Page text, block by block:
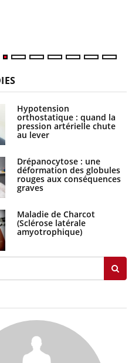
Hypotension
orthostatique : quand la
pression artérielle chute
au lever
Drépanocytose : une
déformation des globules
rouges aux conséquences
graves
Maladie de Charcot
(Sclérose latérale
amyotrophique)